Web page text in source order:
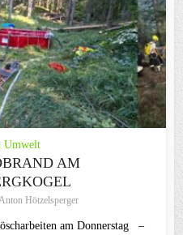
Umwelt
AM
Anton Hötzelsperger
am Donnerstag –